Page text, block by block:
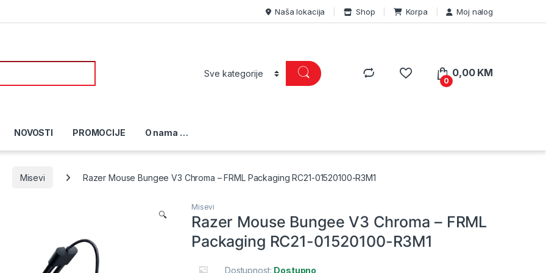
Naša lokacija Shop Korpa Moj nalog
0
0,00 KM
NOVOSTI PROMOCIJE O nama …
Misevi Razer Mouse Bungee V3 Chroma – FRML Packaging RC21-01520100-R3M1
🔍
Misevi
Razer Mouse Bungee V3 Chroma – FRML
Packaging RC21-01520100-R3M1
Dostupnost: Dostupno